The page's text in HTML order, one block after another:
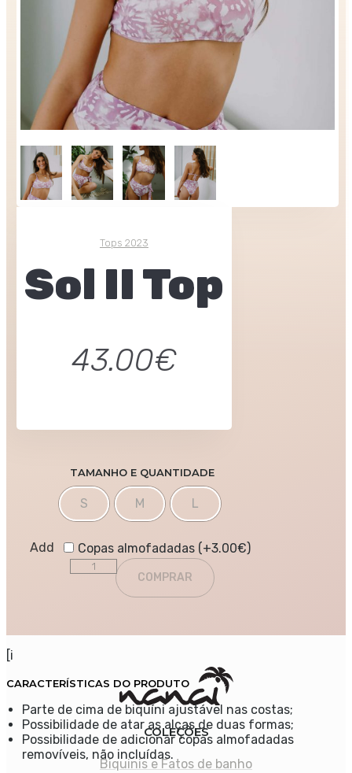
Tops 2023
Sol II Top
43.00€
TAMANHO E QUANTIDADE
S M L
Add Copas almofadadas (+3.00€)
Quantity
COMPRAR
CARACTERÍSTICAS DO PRODUTO
Parte de cima de biquíni ajustável nas costas;
Possibilidade de atar as alças de duas formas;
Possibilidade de adicionar copas almofadadas
removíveis, não incluídas.
[i
COLEÇÕES
Biquinis e Fatos de banho